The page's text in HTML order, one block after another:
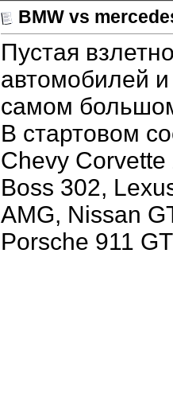
BMW vs
Пустая
автомобилей
самом
В стартовом
Chevy
Boss 302,
AMG, Nissan
Porsche 911